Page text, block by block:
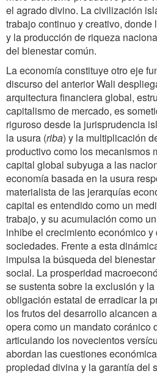
el agrado divino. La civilización
trabajo continuo y creativo,
y la producción de riqueza
del bienestar común.
La economía constituye otro eje
discurso del anterior Wali
arquitectura financiera global,
capitalismo de mercado, es
riguroso desde la jurisprudencia
la usura (riba) y la multiplicación
productivo como los mecanismos
capital global subyuga a las
economía basada en la usura
materialista de las jerarquías
capital es entendido como un
trabajo, y su acumulación como
inhibe el crecimiento económico
sociedades. Frente a esta
impulsa la búsqueda del
social. La prosperidad
se sustenta sobre la exclusión y
obligación estatal de erradicar la
los frutos del desarrollo alcancen
opera como un mandato coránico
articulando los novecientos
abordan las cuestiones
propiedad divina y la garantía del